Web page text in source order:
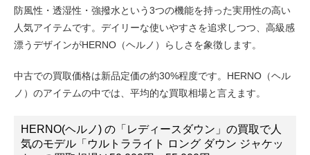
防風性・透湿性・強撥水という3つの機能を持った実用性の高い
人気アイテムです。デイリーな使いやすさを追求しつつ、高級感
漂うデザインがHERNO（ヘルノ）らしさを象徴します。
中古での買取価格は新品定価の約30%程度です。HERNO（ヘル
ノ）のアイテムの中では、平均的な買取相場と言えます。
HERNO(ヘルノ) の「レディースダウン」の買取で人
気のモデル「ウルトラライト ロング ダウン ジャケッ